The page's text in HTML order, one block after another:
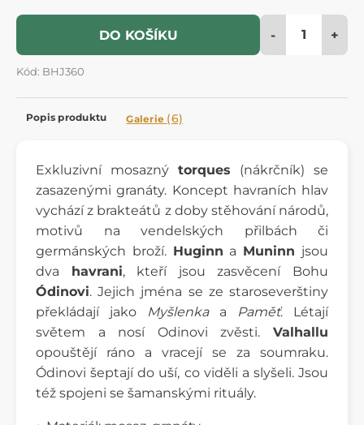
DO KOŠÍKU - +
Kód: BHJ360
Popis produktu Galerie (6)
Exkluzivní mosazný torques (nákrčník) se
zasazenými granáty. Koncept havraních hlav
vychází z brakteátů z doby stěhování národů,
motivů na vendelských přilbách či
germánských broží. Huginn a Muninn jsou
dva havrani, kteří jsou zasvěcení Bohu
Ódinovi. Jejich jména se ze staroseverštiny
překládají jako
Myšlenkaa Paměť. Létají
světem a nosí Odinovi zvěsti. Valhallu
opouštějí ráno a vracejí se za soumraku.
Ódinovi šeptají do uší, co viděli a slyšeli. Jsou
též spojeni se šamanskými rituály.